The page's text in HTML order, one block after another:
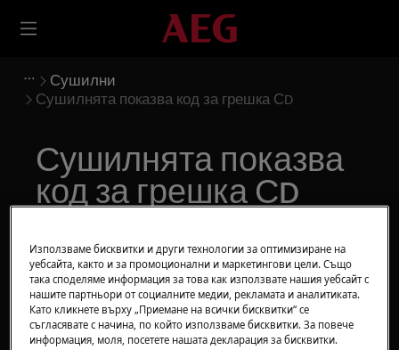
Сушилни
Сушилнята показва код за грешка СD
Сушилнята показва
код за грешка СD
Решение
Ако сушилнята показва код за грешка СD, има
проблем със заключването на вратата. Ако
вратата е затворена правилно, обърнете се
към оторизиран сервизен център.
Използваме бисквитки и други технологии за оптимизиране на
уебсайта, както и за промоционални и маркетингови цели. Също
така споделяме информация за това как използвате нашия уебсайт с
нашите партньори от социалните медии, рекламата и аналитиката.
Като кликнете върху „Приемане на всички бисквитки“ се
съгласявате с начина, по който използваме бисквитки. За повече
информация, моля, посетете нашата декларация за бисквитки.